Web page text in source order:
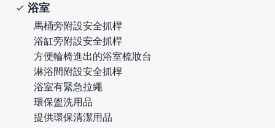
浴室
馬桶旁附設安全抓桿
浴缸旁附設安全抓桿
方便輪椅進出的浴室梳妝台
淋浴間附設安全抓桿
浴室有緊急拉繩
環保盥洗用品
提供環保清潔用品